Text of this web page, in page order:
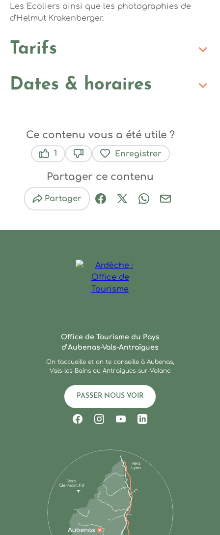
Les Ecoliers ainsi que les photographies de
d'Helmut Krakenberger.
Tarifs
Dates & horaires
Ce contenu vous a été utile ?
1
Enregistrer
Partager ce contenu
Partager
Partager sur Facebook
Partager sur X / Twitter
Partager sur
Partager par
Office de Tourisme du Pays
d’Aubenas-Vals-Antraïgues
On t'accueille et on te conseille à Aubenas,
Vals-les-Bains ou Antraigues-sur-Volane
PASSER NOUS VOIR
Suivez-nous sur Facebook
Suivez-nous sur Instagram
Suivez-nous sur
Suivez-nous sur